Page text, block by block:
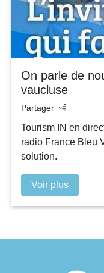
On parle de
vaucluse
Partager
Tourism IN en
radio France Bleu
solution.
Voir plus